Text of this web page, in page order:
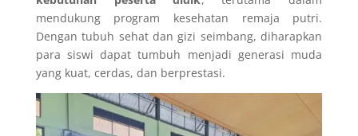
mendukung program kesehatan remaja putri.
Dengan tubuh sehat dan gizi seimbang, diharapkan
para siswi dapat tumbuh menjadi generasi muda
yang kuat, cerdas, dan berprestasi.